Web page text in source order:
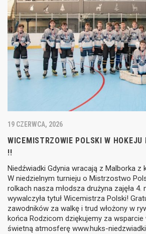
19 CZERWCA, 2026
WICEMISTRZOWIE POLSKI W
!!
Niedźwiadki Gdynia wracają z Malborka z
W niedzielnym turnieju o Mistrzostwo
rolkach nasza młodsza drużyna zajęła
wywalczyła tytuł Wicemistrza Polski!
zawodników za walkę i trud włożony w
końca Rodzicom dziękujemy za wsparcie
świetną atmosferę www.huks-